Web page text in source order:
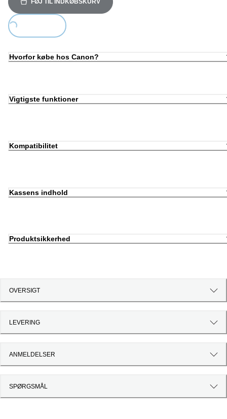
FØJ TIL INDKØBSKURV
Loading...
Hvorfor købe hos Canon?
Vigtigste funktioner
Kompatibilitet
Kassens indhold
Produktsikkerhed
OVERSIGT
LEVERING
ANMELDELSER
SPØRGSMÅL